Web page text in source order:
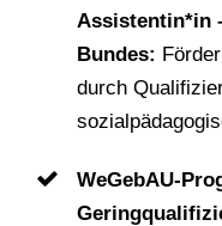
Assistentin*in
Bundes:
durch
WeGebAU-